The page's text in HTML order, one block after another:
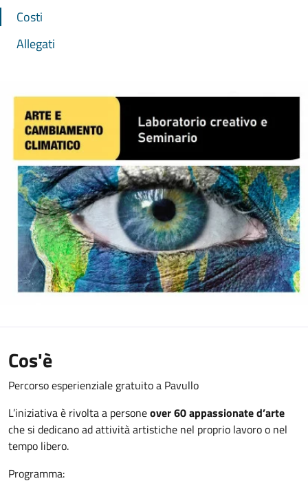
Costi
Allegati
Cos'è
Percorso esperienziale gratuito a Pavullo
L’iniziativa è rivolta a personeover 60 appassionate d’arte
che si dedicano ad attività artistiche nel proprio lavoro o nel
tempo libero.
Programma: